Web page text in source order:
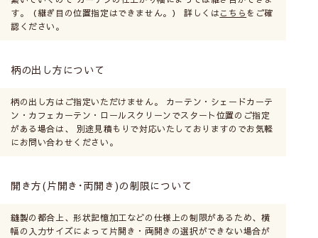
す。（継ぎ目の位置指定はできません。） 詳しくはこちら をご確
認ください。
柄の出し方について
柄の出し方はご指定いただけません。 カーテン・シェードカーテ
ン・カフェカーテン・ロールスクリーンでスタート位置のご指定
がある場合は、 別途見積もりで対応いたしておりますのでお気軽
にお問い合わせください。
開き方(片開き･両開き)の制限について
縫製の都合上、形状記憶加工などの仕様上の制限があるため、横
幅の入力サイズによって片開き・両開きの選択ができない場合が